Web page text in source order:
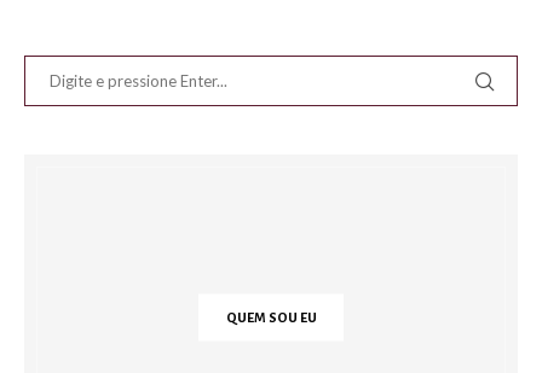
QUEM SOU EU